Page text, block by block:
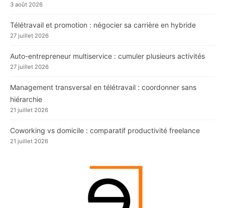
3 août 2026
Télétravail et promotion : négocier sa carrière en hybride
27 juillet 2026
Auto-entrepreneur multiservice : cumuler plusieurs activités
27 juillet 2026
Management transversal en télétravail : coordonner sans
hiérarchie
21 juillet 2026
Coworking vs domicile : comparatif productivité freelance
21 juillet 2026